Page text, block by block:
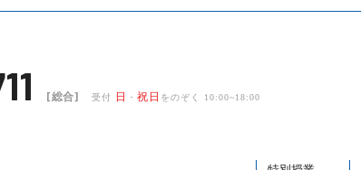
[総合] 受付 日 ・祝日 をのぞく 10:00~18:00